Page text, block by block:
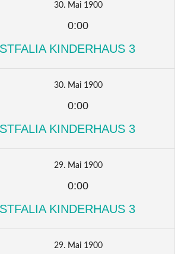
30. Mai 1900
0:00
KINDERHAUS 3
30. Mai 1900
0:00
KINDERHAUS 3
29. Mai 1900
0:00
KINDERHAUS 3
29. Mai 1900